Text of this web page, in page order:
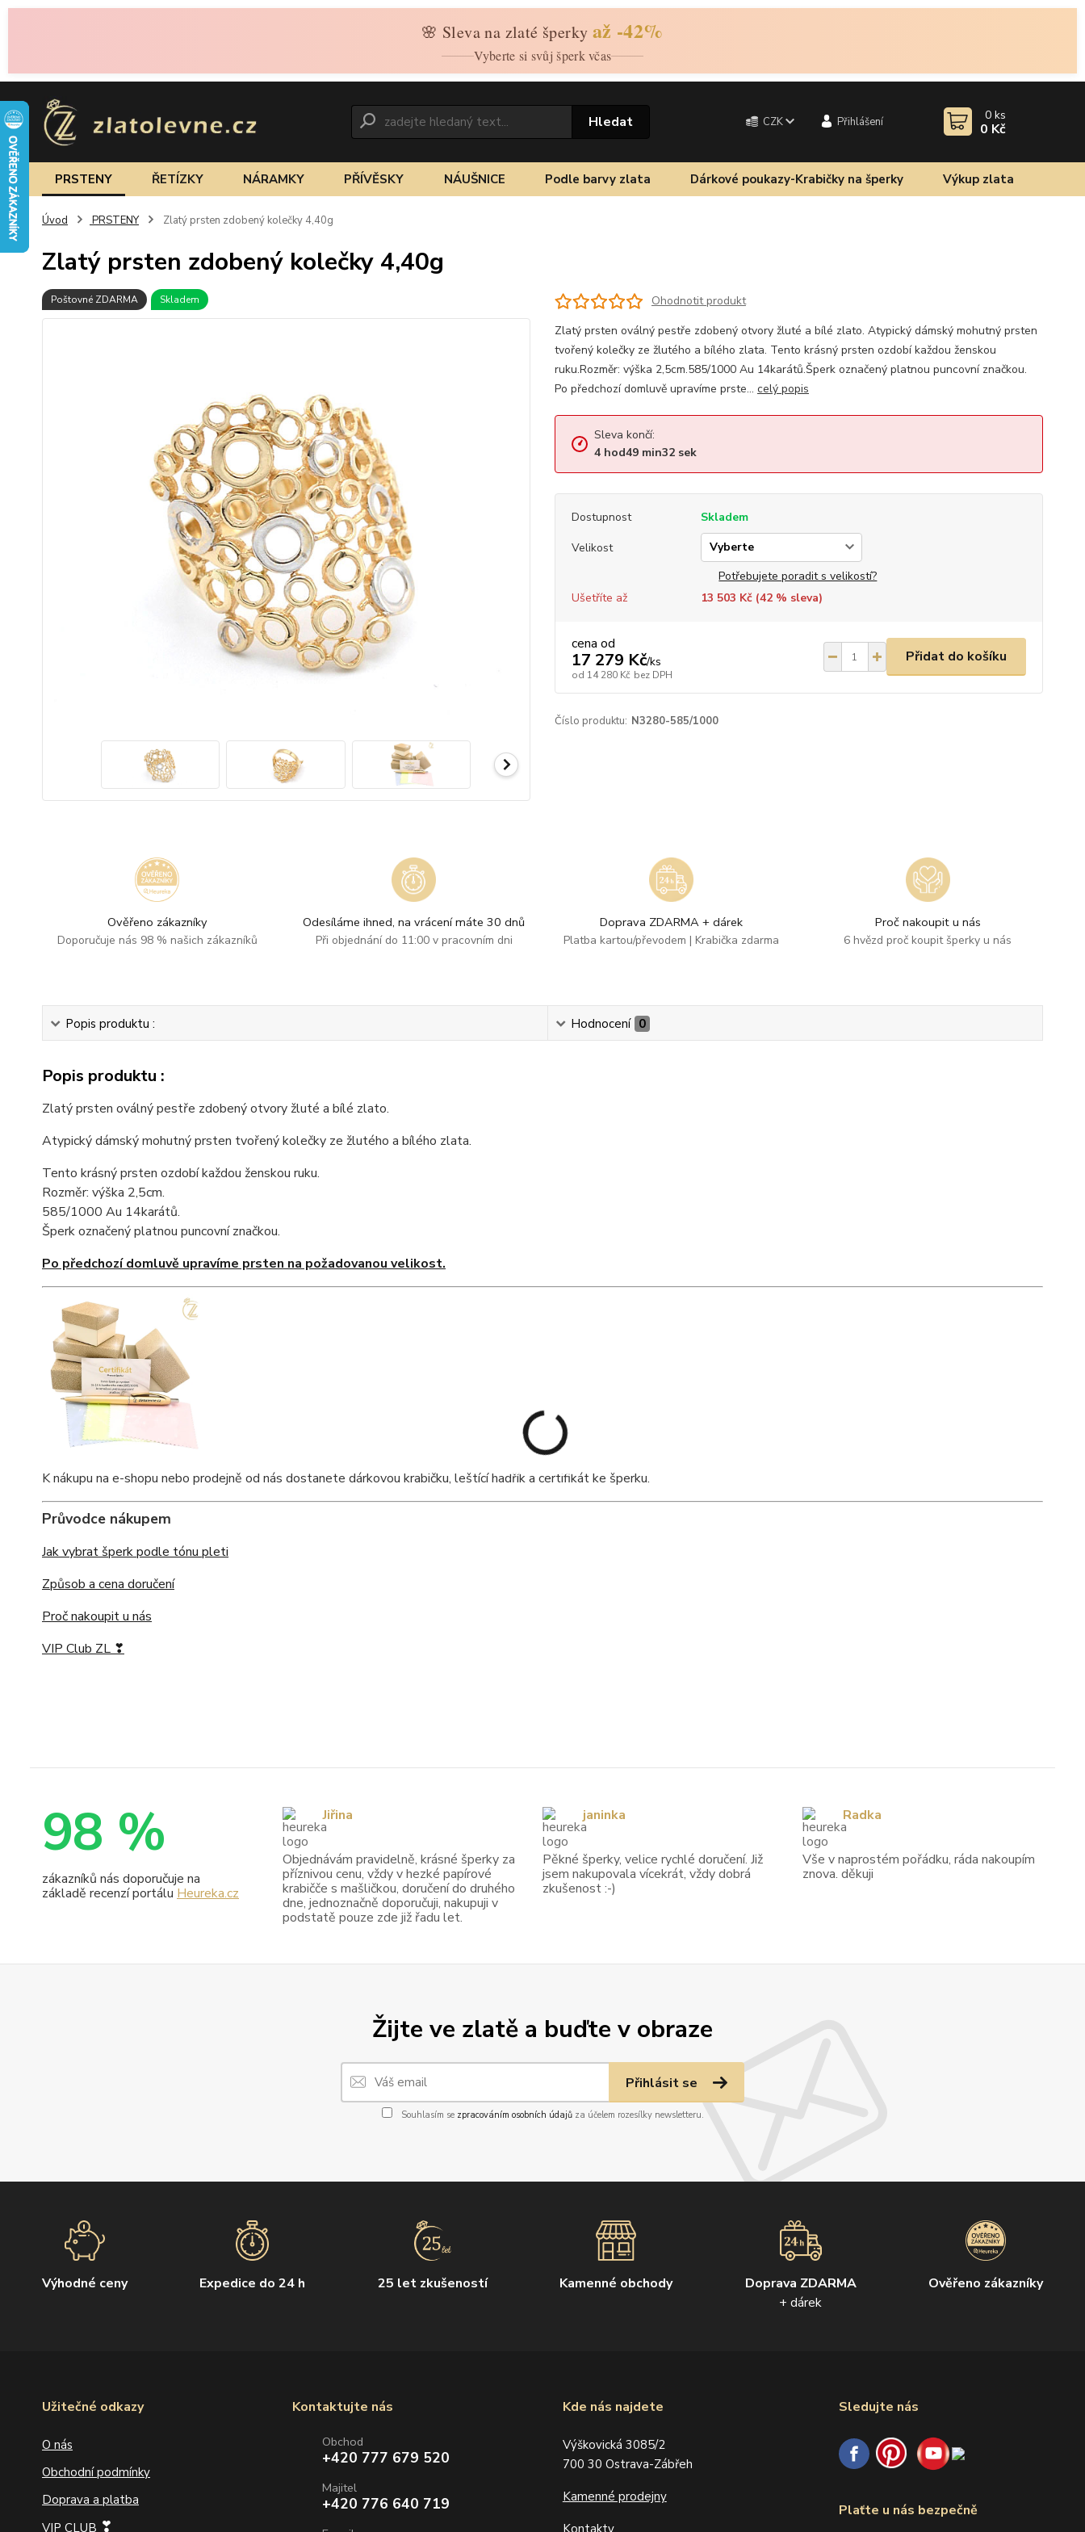
🌸 Sleva na zlaté šperky až -42%
Vyberte si svůj šperk včas
CZK Přihlášení
Hledat 0 ks
0 Kč
PRSTENY ŘETÍZKY NÁRAMKY PŘÍVĚSKY NÁUŠNICE Podle barvy zlata Dárkové poukazy-Krabičky na šperky Výkup zlata
Úvod PRSTENY Zlatý prsten zdobený kolečky 4,40g
Zlatý prsten zdobený kolečky 4,40g
Poštovné ZDARMA Skladem
Ohodnotit produkt
Zlatý prsten oválný pestře zdobený otvory žluté a bílé zlato. Atypický dámský mohutný prsten
tvořený kolečky ze žlutého a bílého zlata. Tento krásný prsten ozdobí každou ženskou
ruku.Rozměr: výška 2,5cm.585/1000 Au 14karátů.Šperk označený platnou puncovní značkou.
Po předchozí domluvě upravíme prste... celý popis
Sleva končí:
4hod49min32sek
Dostupnost
Skladem
Velikost
Potřebujete poradit s velikostí?
Ušetříte až
13 503 Kč (42% sleva)
cena od
17 279 Kč/ks
od 14 280 Kč bez DPH
Přidat do košíku
Číslo produktu: N3280-585/1000
Ověřeno zákazníky
Doporučuje nás 98 % našich zákazníků
Odesíláme ihned, na vrácení máte 30 dnů
Při objednání do 11:00 v pracovním dni
Doprava ZDARMA + dárek
Platba kartou/převodem | Krabička zdarma
Proč nakoupit u nás
6 hvězd proč koupit šperky u nás
Popis produktu : Hodnocení 0
Popis produktu :
Zlatý prsten oválný pestře zdobený otvory žluté a bílé zlato.
Atypický dámský mohutný prsten tvořený kolečky ze žlutého a bílého zlata.
Tento krásný prsten ozdobí každou ženskou ruku.
Rozměr: výška 2,5cm.
585/1000 Au 14karátů.
Šperk označený platnou puncovní značkou.
Po předchozí domluvě upravíme prsten na požadovanou velikost.
K nákupu na e-shopu nebo prodejně od nás dostanete dárkovou krabičku, leštící hadřík a certifikát ke šperku.
Průvodce nákupem
Jak vybrat šperk podle tónu pleti
Způsob a cena doručení
Proč nakoupit u nás
VIP Club ZL ❣
Žijte ve zlatě a buďte v obraze
Přihlásit se
Souhlasím se zpracováním osobních údajůza účelem rozesílky newsletteru.
Výhodné ceny Expedice do 24 h 25 let zkušeností Kamenné obchody
Doprava ZDARMA
+ dárek
Ověřeno zákazníky
Užitečné odkazy
O nás
Obchodní podmínky
Doprava a platba
VIP CLUB ❣
Kde nás najdete
Výškovická 3085/2
700 30 Ostrava-Zábřeh
Kamenné prodejny
Kontakty
Sledujte nás
Plaťte u nás bezpečně
Kontaktujte nás
Obchod
+420 777 679 520
Majitel
+420 776 640 719
98 %
zákazníků nás doporučuje na
základě recenzí portálu Heureka.cz
Objednávám pravidelně, krásné šperky za
příznivou cenu, vždy v hezké papírové
krabičče s mašličkou, doručení do druhého
dne, jednoznačně doporučuji, nakupuji v
podstatě pouze zde již řadu let.
Jiřina
Pěkné šperky, velice rychlé doručení. Již
jsem nakupovala vícekrát, vždy dobrá
zkušenost :-)
janinka
Vše v naprostém pořádku, ráda nakoupím
znova. děkuji
Radka